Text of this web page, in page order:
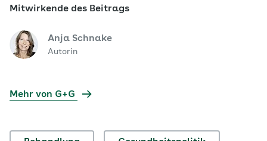
Mitwirkende des Beitrags
Anja Schnake
Autorin
Mehr von G+G